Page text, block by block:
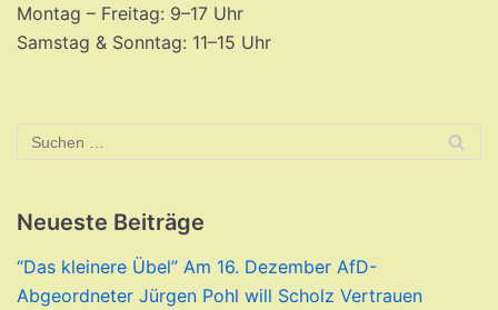
Montag – Freitag: 9–17 Uhr
Samstag & Sonntag: 11–15 Uhr
Neueste Beiträge
“Das kleinere Übel” Am 16. Dezember AfD-
Abgeordneter Jürgen Pohl will Scholz Vertrauen